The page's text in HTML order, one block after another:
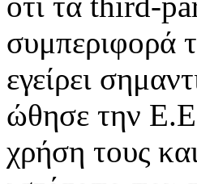
συμπεριφορά
εγείρει
ώθησε την
χρήση τους